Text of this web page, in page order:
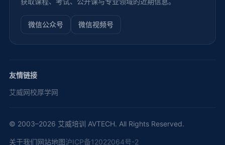
微信公众号 微信视频号
友情链接
艾威网校厚学网
© 2003–2026 艾威培训 AVTECH. All Rights Reserved.
关于我们网站地图沪ICP备12022064号-2